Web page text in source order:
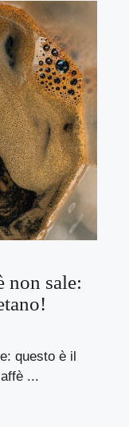
non sale:
questo è il
...